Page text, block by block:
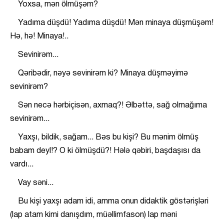
Yoxsa, mən ölmüşəm?
Yadıma düşdü! Yadıma düşdü! Mən minaya düşmüşəm!
Hə, hə! Minaya!..
Sevinirəm...
Qəribədir, nəyə sevinirəm ki? Minaya düşməyimə
sevinirəm?
Sən necə hərbiçisən, axmaq?! Əlbəttə, sağ olmağıma
sevinirəm...
Yaxşı, bildik, sağam... Bəs bu kişi? Bu mənim ölmüş
babam deyl!? O ki ölmüşdü?! Hələ qəbiri, başdaşısı da
vardı...
Vay səni...
Bu kişi yaxşı adam idi, amma onun didaktik göstərişləri
(lap atam kimi danışdım, müəllimfason) lap məni